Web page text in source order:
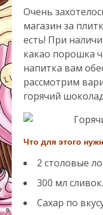
Очень
магазин за
есть! При
какао порошка
напитка вам
рассмотрим
горячий
Что для этого
2 столовые
300 мл сливок.
Сахар по